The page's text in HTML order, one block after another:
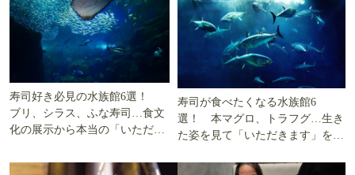
寿司好き必見の水族館6選！
ブリ、シラス、ふな寿司…食文
化の展示から本当の「いただき
寿司が食べたくなる水族館6
選！ 本マグロ、トラフグ…生き
た姿を見て「いただきます」を考